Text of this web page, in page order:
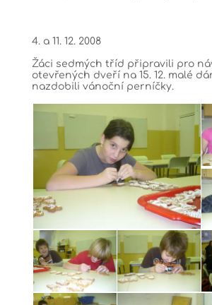
4. a 11. 12. 2008
Žáci sedmých tříd připravili pro
otevřených dveří na 15. 12. malé
nazdobili vánoční perníčky.